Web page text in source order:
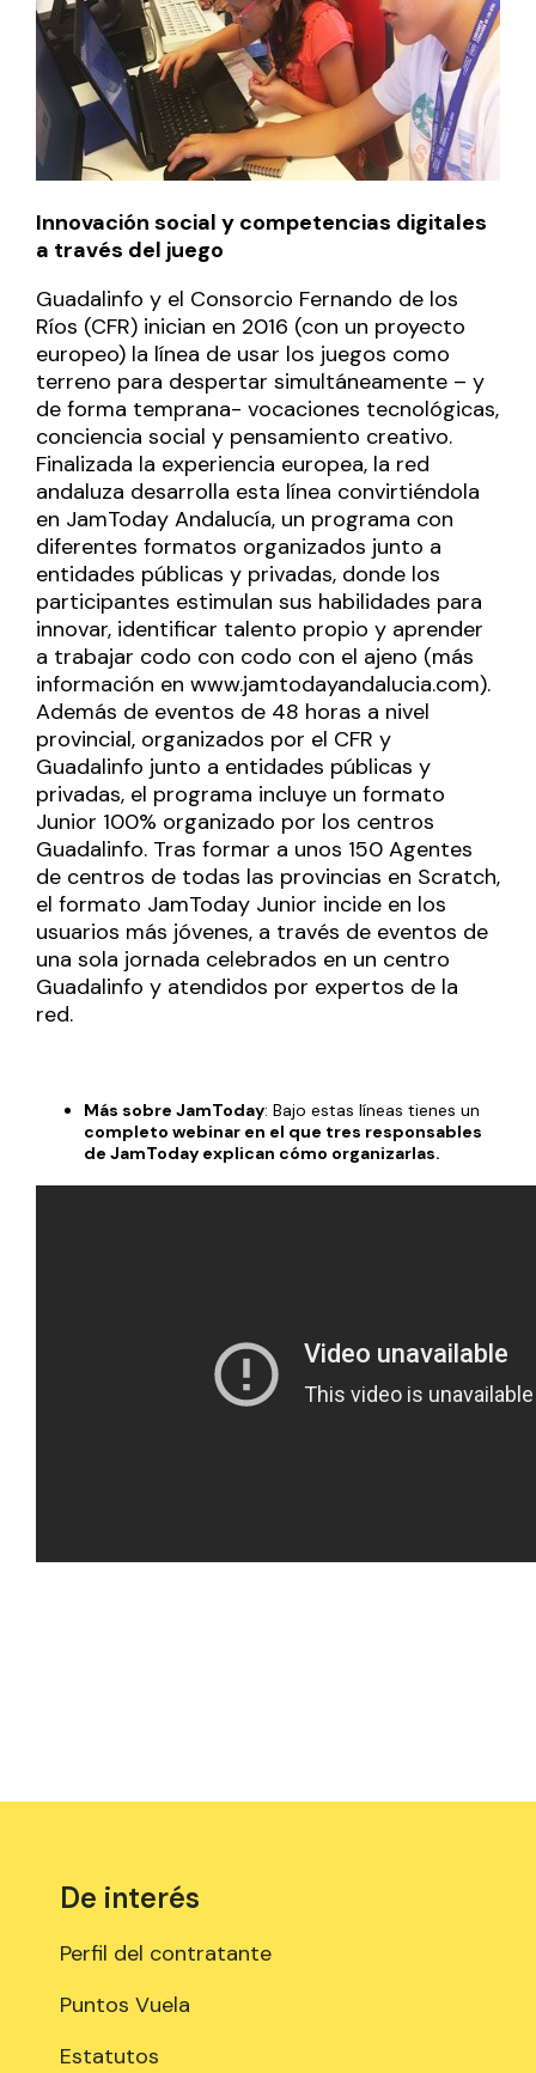
Innovación social y competencias digitales
a través del juego
Guadalinfo y el Consorcio Fernando de los
Ríos (CFR) inician en 2016 (con un proyecto
europeo) la línea de usar los juegos como
terreno para despertar simultáneamente – y
de forma temprana- vocaciones tecnológicas,
conciencia social y pensamiento creativo.
Finalizada la experiencia europea, la red
andaluza desarrolla esta línea convirtiéndola
en JamToday Andalucía, un programa con
diferentes formatos organizados junto a
entidades públicas y privadas, donde los
participantes estimulan sus habilidades para
innovar, identificar talento propio y aprender
a trabajar codo con codo con el ajeno (más
información en www.jamtodayandalucia.com).
Además de eventos de 48 horas a nivel
provincial, organizados por el CFR y
Guadalinfo junto a entidades públicas y
privadas, el programa incluye un formato
Junior 100% organizado por los centros
Guadalinfo. Tras formar a unos 150 Agentes
de centros de todas las provincias en Scratch,
el formato JamToday Junior incide en los
usuarios más jóvenes, a través de eventos de
una sola jornada celebrados en un centro
Guadalinfo y atendidos por expertos de la
red.
Más sobre JamToday: Bajo estas líneas tienes un
completo webinar en el que tres responsables
de JamToday explican cómo organizarlas.
De interés
Perfil del contratante
Puntos Vuela
Estatutos